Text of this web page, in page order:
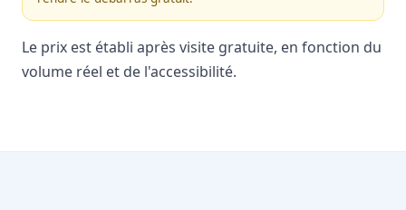
Le prix est établi après visite gratuite, en fonction du
volume réel et de l'accessibilité.